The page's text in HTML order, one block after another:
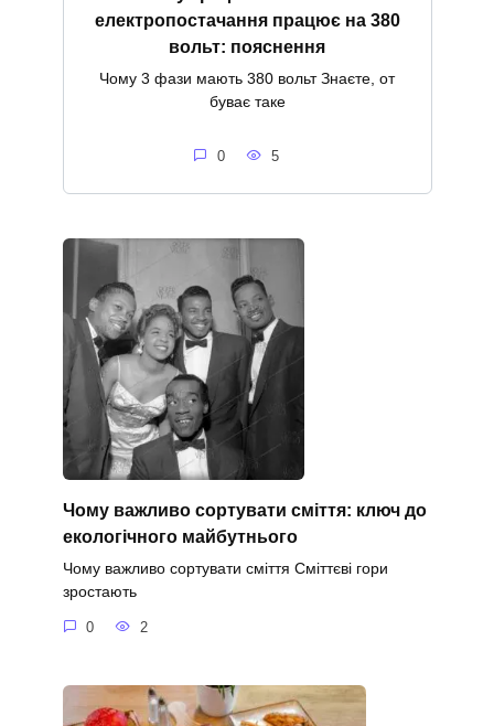
електропостачання працює на 380
вольт: пояснення
Чому 3 фази мають 380 вольт Знаєте, от
буває таке
0 5
Чому важливо сортувати сміття: ключ до
екологічного майбутнього
Чому важливо сортувати сміття Сміттєві гори
зростають
0 2